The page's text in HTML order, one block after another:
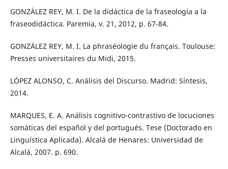
GONZÁLEZ REY, M. I. De la didáctica de la fraseología a la
fraseodidáctica. Paremia, v. 21, 2012, p. 67-84.
GONZÁLEZ REY, M. I. La phraséologie du français. Toulouse:
Presses universitaires du Midi, 2015.
LÓPEZ ALONSO, C. Análisis del Discurso. Madrid: Síntesis,
2014.
MARQUES, E. A. Análisis cognitivo-contrastivo de locuciones
somáticas del español y del portugués. Tese (Doctorado en
Linguística Aplicada). Alcalá de Henares: Universidad de
Alcalá, 2007. p. 690.